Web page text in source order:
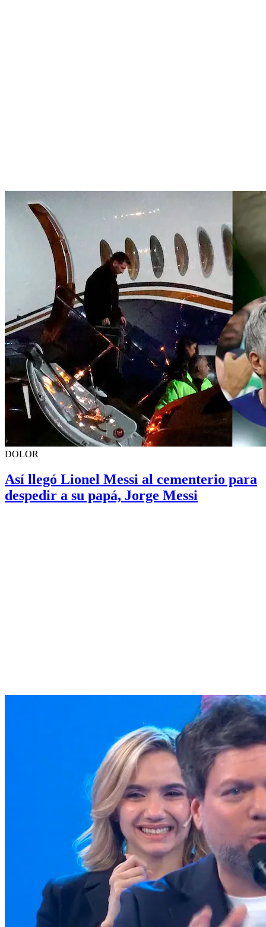
DOLOR
Así llegó Lionel Messi al cementerio para
despedir a su papá, Jorge Messi